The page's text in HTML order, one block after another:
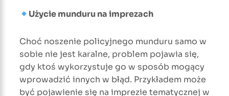
Użycie munduru na imprezach
Choć noszenie policyjnego munduru samo w
sobie nie jest karalne, problem pojawia się,
gdy ktoś wykorzystuje go w sposób mogący
wprowadzić innych w błąd. Przykładem może
być pojawienie się na imprezie tematycznej w